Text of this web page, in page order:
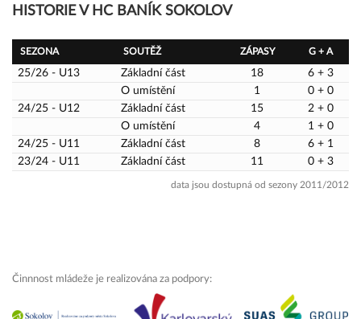
HISTORIE V HC BANÍK SOKOLOV
SEZONA SOUTĚŽ ZÁPASY G + A
25/26 - U13 Základní část 18
6 + 3
O umístění
1
0 + 0
24/25 - U12
Základní část 15
2 + 0
O umístění
4
1 + 0
24/25 - U11
Základní část 8
6 + 1
23/24 - U11
Základní část 11 0 + 3
data jsou dostupná od sezony 2011/2012
Činnnost mládeže je realizována za podpory: